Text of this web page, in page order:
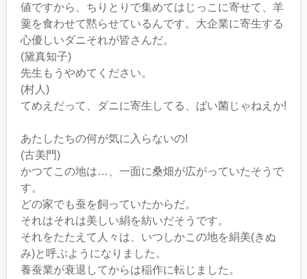
値ですから、ちりとりで集めてはじっこに寄せて、羊
羹を食わせて黙らせているんです。大企業に寄生する
心優しいダニそれが皆さんだ。
(黛真知子)
先生もうやめてください。
(村人)
てめえだって、ダニに寄生してる、ばい菌じゃねえか!
あたしたちの何が気に入らないの!
(古美門)
かつてこの地は…、一面に桑畑が広がっていたそうで
す。
どの家でも蚕を飼っていたからだ。
それはそれは美しい絹を紡いだそうです。
それをたたえて人々は、いつしかこの地を絹美(きぬ
み)と呼ぶようになりました。
養蚕業が衰退してからは稲作に転じました。